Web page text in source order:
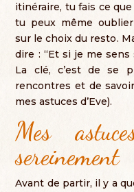
itinéraire, tu fais ce
tu peux même
sur le choix du resto.
dire : “Et si je me sens
La clé, c’est de se
rencontres et de
mes astuces d’Eve).
Mes
sereinement
Avant de partir, il y a